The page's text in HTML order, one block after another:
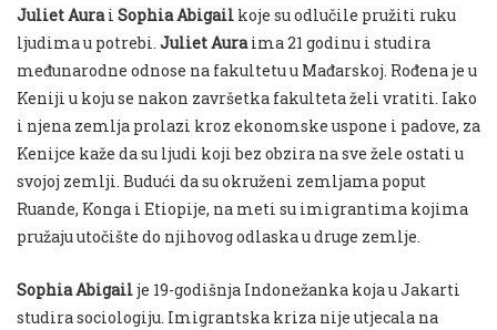
Juliet Aurai Sophia Abigail koje su odlučile pružiti ruku
ljudima u potrebi. Juliet Auraima 21 godinu i studira
međunarodne odnose na fakultetu u Mađarskoj. Rođena je u
Keniji u koju se nakon završetka fakulteta želi vratiti. Iako
i njena zemlja prolazi kroz ekonomske uspone i padove, za
Kenijce kaže da su ljudi koji bez obzira na sve žele ostati u
svojoj zemlji. Budući da su okruženi zemljama poput
Ruande, Konga i Etiopije, na meti su imigrantima kojima
pružaju utočište do njihovog odlaska u druge zemlje.
Sophia Abigailje 19-godišnja Indonežanka koja u Jakarti
studira sociologiju. Imigrantska kriza nije utjecala na